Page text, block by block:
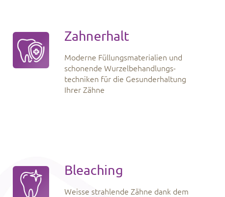
Zahnerhalt
Moderne Füllungsmaterialien und
schonende Wurzelbehandlungs-
techniken für die Gesunderhaltung
Ihrer Zähne
Bleaching
Weisse strahlende Zähne dank dem